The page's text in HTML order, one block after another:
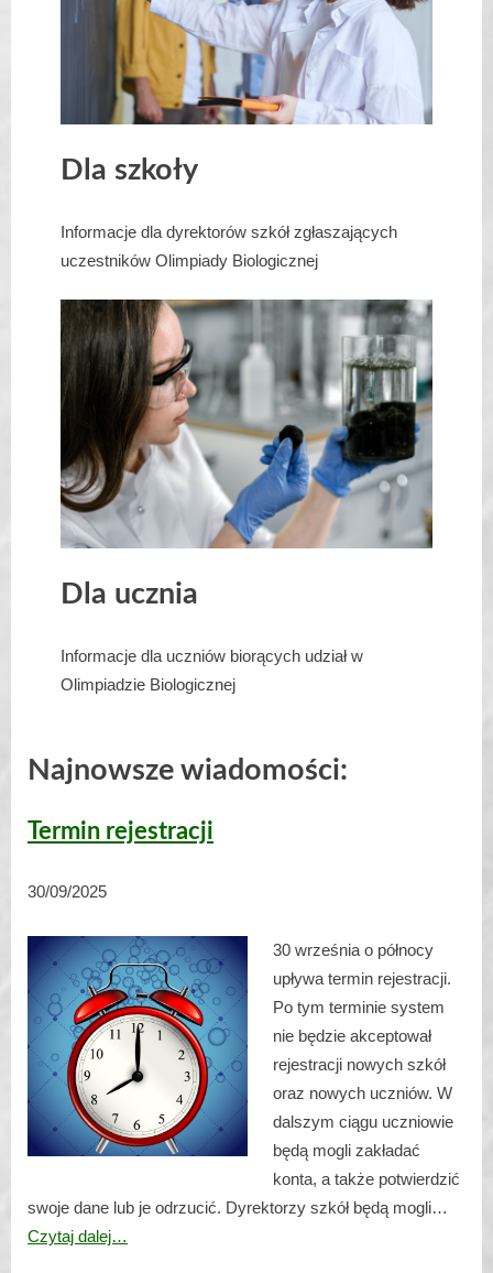
Dla szkoły
Informacje dla dyrektorów szkół zgłaszających
uczestników Olimpiady Biologicznej
Dla ucznia
Informacje dla uczniów biorących udział w
Olimpiadzie Biologicznej
Najnowsze wiadomości:
Termin rejestracji
30/09/2025
30 września o północy
upływa termin rejestracji.
Po tym terminie system
nie będzie akceptował
rejestracji nowych szkół
oraz nowych uczniów. W
dalszym ciągu uczniowie
będą mogli zakładać
konta, a także potwierdzić
swoje dane lub je odrzucić. Dyrektorzy szkół będą mogli…
Czytaj dalej…